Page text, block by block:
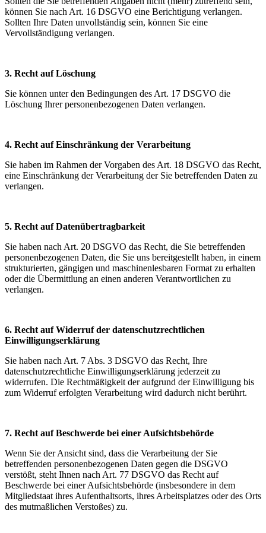
können Sie nach Art. 16 DSGVO eine Berichtigung verlangen.
Sollten Ihre Daten unvollständig sein, können Sie eine
Vervollständigung verlangen.
3. Recht auf Löschung
Sie können unter den Bedingungen des Art. 17 DSGVO die
Löschung Ihrer personenbezogenen Daten verlangen.
4. Recht auf Einschränkung der Verarbeitung
Sie haben im Rahmen der Vorgaben des Art. 18 DSGVO das Recht,
eine Einschränkung der Verarbeitung der Sie betreffenden Daten zu
verlangen.
5. Recht auf Datenübertragbarkeit
Sie haben nach Art. 20 DSGVO das Recht, die Sie betreffenden
personenbezogenen Daten, die Sie uns bereitgestellt haben, in einem
strukturierten, gängigen und maschinenlesbaren Format zu erhalten
oder die Übermittlung an einen anderen Verantwortlichen zu
verlangen.
6. Recht auf Widerruf der datenschutzrechtlichen
Einwilligungserklärung
Sie haben nach Art. 7 Abs. 3 DSGVO das Recht, Ihre
datenschutzrechtliche Einwilligungserklärung jederzeit zu
widerrufen. Die Rechtmäßigkeit der aufgrund der Einwilligung bis
zum Widerruf erfolgten Verarbeitung wird dadurch nicht berührt.
7. Recht auf Beschwerde bei einer Aufsichtsbehörde
Wenn Sie der Ansicht sind, dass die Verarbeitung der Sie
betreffenden personenbezogenen Daten gegen die DSGVO
verstößt, steht Ihnen nach Art. 77 DSGVO das Recht auf
Beschwerde bei einer Aufsichtsbehörde (insbesondere in dem
Mitgliedstaat ihres Aufenthaltsorts, ihres Arbeitsplatzes oder des Orts
des mutmaßlichen Verstoßes) zu.